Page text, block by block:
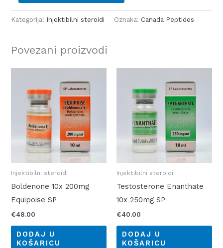
Kategorija: Injektibilni steroidi Oznaka: Canada Peptides
Povezani proizvodi
Injektibilni steroidi
Boldenone 10x 200mg
Equipoise SP
€48.00
DODAJ U
KOŠARICU
Injektibilni steroidi
Testosterone Enanthate
10x 250mg SP
€40.00
DODAJ U
KOŠARICU